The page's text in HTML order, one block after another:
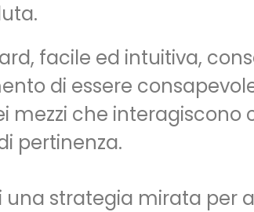
facile ed intuitiva,
di essere
mezzi che interagiscono
pertinenza.
una strategia mirata